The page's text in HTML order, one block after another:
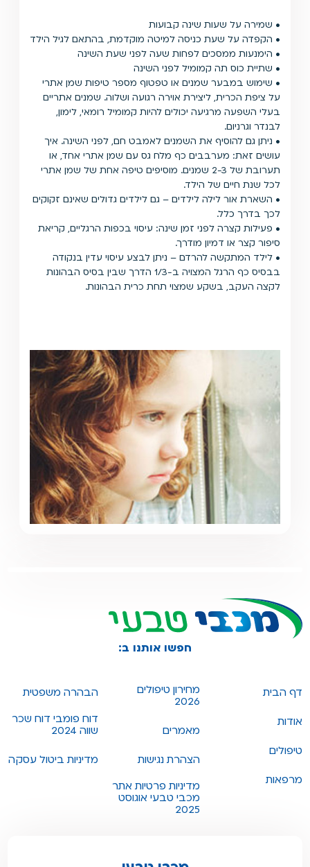
• שמירה על שעות שינה קבועות
• הקפדה על שעת כניסה למיטה מוקדמת, בהתאם לגיל הילד
• הימנעות ממסכים לפחות שעה לפני שעת השינה
• שתיית כוס תה קמומיל לפני השינה
• שימוש במבער שמנים או טפטוף מספר טיפות שמן אתרי
על ציפת הכרית, ליצירת אוירה רגועה ושלוה. שמנים אתריים
בעלי השפעה מרגיעה יכולים להיות קמומיל רומאי, לימון,
לבנדר וגרניום.
• ניתן גם להוסיף את השמנים לאמבט חם, לפני השינה. איך
עושים זאת: מערבבים כף מלח גס עם שמן אתרי אחד, או
תערובת של 2-3 שמנים. מוסיפים טיפה אחת של שמן אתרי
לכל שנת חיים של הילד.
• השארת אור לילה לילדים – גם לילדים גדולים שאינם זקוקים
לכך בדרך כלל.
• פעילות קצרה לפני זמן שינה: עיסוי בכפות הרגליים, קריאת
סיפור קצר או דמיון מודרך.
• לילד המתקשה להרדם – ניתן לבצע עיסוי עדין בנקודה
בבסיס כף הרגל המצויה ב-1/3 הדרך שבין בסיס הבהונות
לקצה העקב, בשקע שמצוי תחת כרית הבהונות.
חפשו אותנו ב:
דף הבית
אודות
טיפולים
מרפאות
מחירון טיפולים
2026
מאמרים
הצהרת נגישות
מדיניות פרטיות אתר
מכבי טבעי אוגוסט
2025
הבהרה משפטית
דוח פומבי דוח שכר
שווה 2024
מדיניות ביטול עסקה